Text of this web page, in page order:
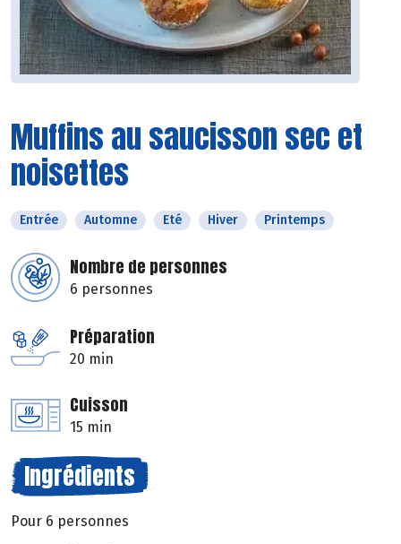
Muffins au saucisson sec et
noisettes
Entrée Automne Eté Hiver Printemps
Nombre de personnes
6 personnes
Préparation
20 min
Cuisson
15 min
Ingrédients
Pour 6 personnes